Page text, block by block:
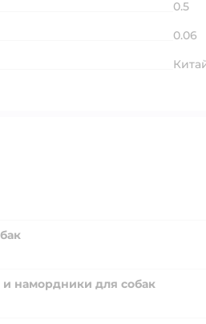
0.5
0.06
намордники для собак